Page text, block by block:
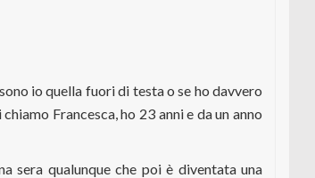
io quella fuori di testa o se ho davvero
Francesca, ho 23 anni e da un anno
sera qualunque che poi è diventata una